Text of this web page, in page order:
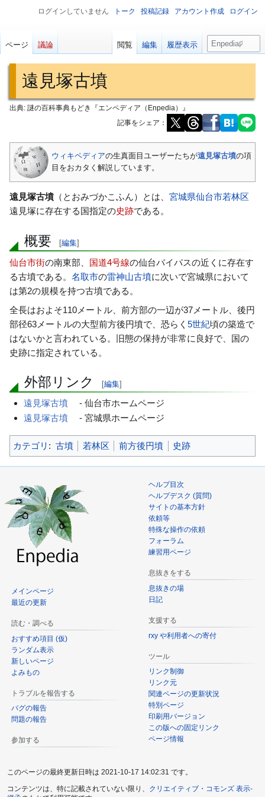
遠見塚古墳
出典: 謎の百科事典もどき『エンペディア（Enpedia）』
記事をシェア：
ビ
ー
シ
に
移
動
索
移
動
ウィキペディアの生真面目ユーザーたちが遠見塚古墳の項
目をおカタく解説しています。
遠見塚古墳（とおみづかこふん）とは、 宮城県仙台市若林区
遠見塚に存在する国指定の史跡である。
概要 [編集]
仙台市街の南東部、 国道4号線の仙台バイパスの近くに存在す
る古墳である。 名取市の雷神山古墳に次いで宮城県において
は第2の規模を持つ古墳である。
全長はおよそ110メートル、前方部の一辺が37メートル、後円
部径63メートルの大型前方後円墳で、恐らく 5世紀頃の築造で
はないかと言われている。旧態の保持が非常に良好で、国の
史跡に指定されている。
外部リンク [編集]
遠見塚古墳
- 仙台市ホームページ
遠見塚古墳
- 宮城県ホームページ
カテゴリ : 古墳 若林区 前方後円墳 史跡
ログインしていません トーク 投稿記録 アカウント作成 ログイン
ページ 議論 閲覧 編集 履歴表示
検
索
メインページ
最近の更新
読む・調べる
おすすめ項目 (仮)
ランダム表示
新しいページ
よみもの
トラブルを報告する
バグの報告
問題の報告
参加する
ヘルプ目次
ヘルプデスク (質問)
サイトの基本方針
依頼等
特殊な操作の依頼
フォーラム
練習用ページ
息抜きをする
息抜きの場
日記
支援する
rxy や利用者への寄付
ツール
リンク制御
リンク元
関連ページの更新状況
特別ページ
印刷用バージョン
この版への固定リンク
ページ情報
このページの最終更新日時は 2021-10-17 14:02:31 です。
コンテンツは、特に記載されていない限り、 クリエイティブ・コモンズ 表示-